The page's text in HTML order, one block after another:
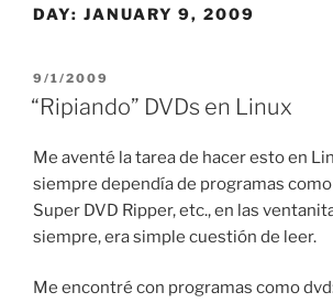
DAY: JANUARY 9, 2009
POSTED
ON
9/1/2009
“Ripiando” DVDs en Linux
Me aventé la tarea de hacer esto en
siempre dependía de programas como
Super DVD Ripper, etc., en las
siempre, era simple cuestión de leer.
Me encontré con programas como